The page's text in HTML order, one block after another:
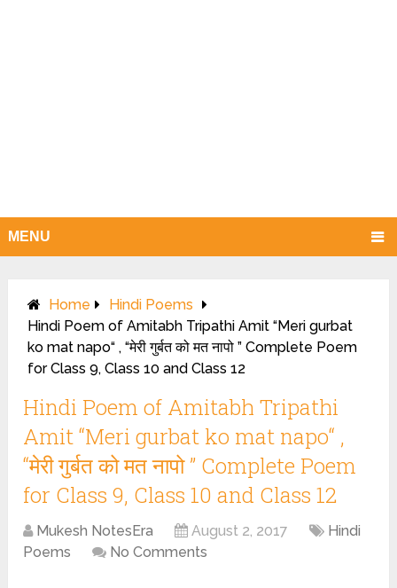
MENU
Home
Hindi Poems
Hindi Poem of Amitabh Tripathi Amit “Meri gurbat
ko mat napo“ , “मेरी गुर्बत को मत नापो ” Complete Poem
for Class 9, Class 10 and Class 12
Hindi Poem of Amitabh Tripathi
Amit “Meri gurbat ko mat napo“ ,
“मेरी गुर्बत को मत नापो ” Complete Poem
for Class 9, Class 10 and Class 12
Mukesh NotesEra August 2, 2017
Hindi
Poems
No Comments